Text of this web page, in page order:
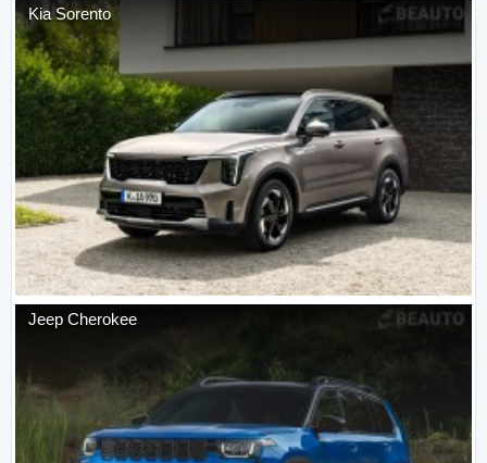
Kia Sorento
Jeep Cherokee